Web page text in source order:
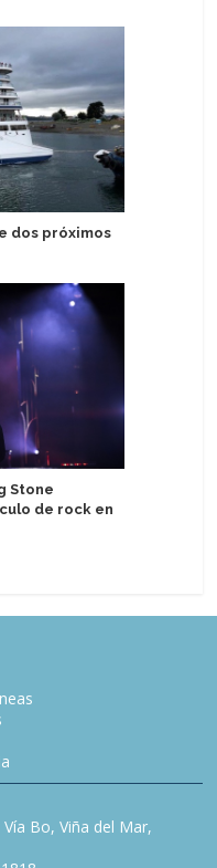
dos próximos
Stone
de rock en
Bo, Viña del Mar,